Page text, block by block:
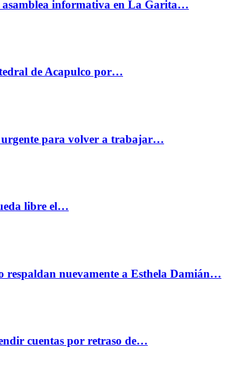
asamblea informativa en La Garita…
de Acapulco por…
urgente para volver a trabajar…
libre el…
respaldan nuevamente a Esthela Damián…
cuentas por retraso de…